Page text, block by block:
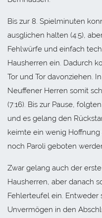
Bis zur 8. Spielminuten
ausglichen halten (4:5),
Fehlwürfe und einfach
Hausherren ein. Dadurch
Tor und Tor davonziehen.
Neuffener Herren somit
(7:16). Bis zur Pause,
und es gelang den
keimte ein wenig
noch Paroli geboten
Zwar gelang auch der
Hausherren, aber danach
Fehlerteufel ein.
Unvermögen in den